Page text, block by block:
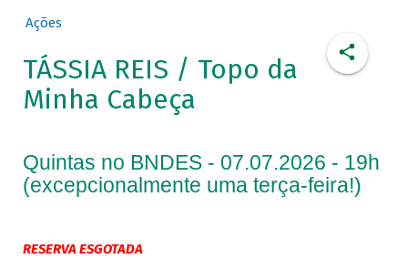
Ações
TÁSSIA REIS / Topo da
Minha Cabeça
Quintas no BNDES - 07.07.2026 - 19h
(excepcionalmente uma terça-feira!)
RESERVA ESGOTADA